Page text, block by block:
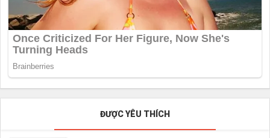
ĐƯỢC YÊU THÍCH